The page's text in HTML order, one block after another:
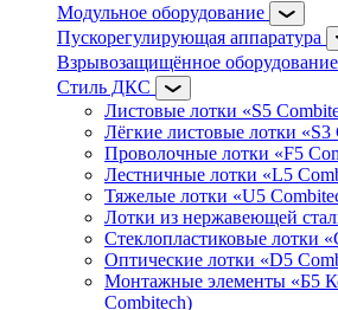
Модульное оборудование
Пускорегулирующая аппаратура
Взрывозащищённое оборудование
Стиль ДКС
Листовые лотки «S5
Лёгкие листовые лотки «S3
Проволочные лотки «F5
Лестничные лотки «L5
Тяжелые лотки «U5
Лотки из нержавеющей
Стеклопластиковые лотки
Оптические лотки «D5
Монтажные элементы «Б5
Combitech)